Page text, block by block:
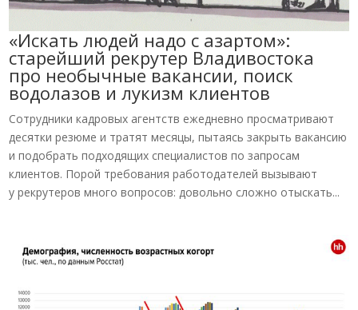
«Искать людей надо с азартом»:
старейший рекрутер Владивостока
про необычные вакансии, поиск
водолазов и лукизм клиентов
Сотрудники кадровых агентств ежедневно просматривают
десятки резюме и тратят месяцы, пытаясь закрыть вакансию
и подобрать подходящих специалистов по запросам
клиентов. Порой требования работодателей вызывают
у рекрутеров много вопросов: довольно сложно отыскать...